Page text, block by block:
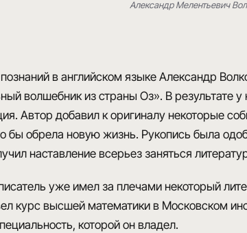
Александр Мелентьевич
в английском языке Александр
волшебник из страны Оз». В результате
. Автор добавил к оригиналу некоторые
бы обрела новую жизнь. Рукопись была
наставление всерьез заняться
уже имел за плечами некоторый
курс высшей математики в Московском
которой он владел.